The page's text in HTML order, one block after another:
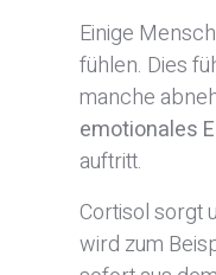
Einige
fühlen. Dies
manche
emotionales
auftritt.
Cortisol sorgt
wird zum